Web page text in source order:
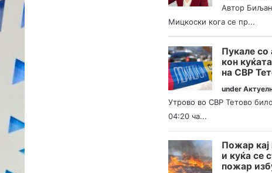
Автор
Мицкоски кога се пр...
Пукале со
кон
на СВР
under
Утрово во СВР Тетово
04:20 ча...
Пожар кај
и куќа се
пожар